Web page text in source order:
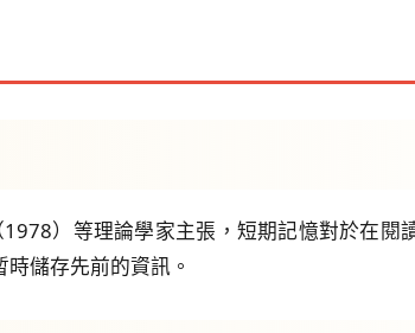
）等理論學家主張，短期記憶對於在閱
儲存先前的資訊。